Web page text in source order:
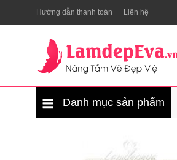
Hướng dẫn thanh toán Liên hệ
Danh mục sản phẩm